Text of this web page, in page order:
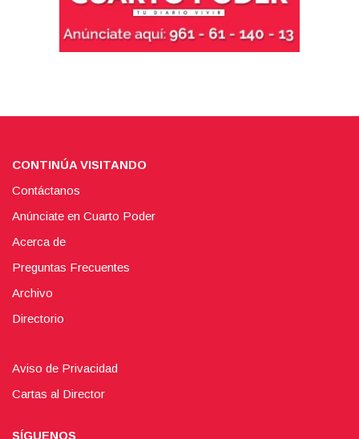
CONTINÚA VISITANDO
Contáctanos
Anúnciate en Cuarto Poder
Acerca de
Preguntas Frecuentes
Archivo
Directorio
Aviso de Privacidad
Cartas al Director
SÍGUENOS